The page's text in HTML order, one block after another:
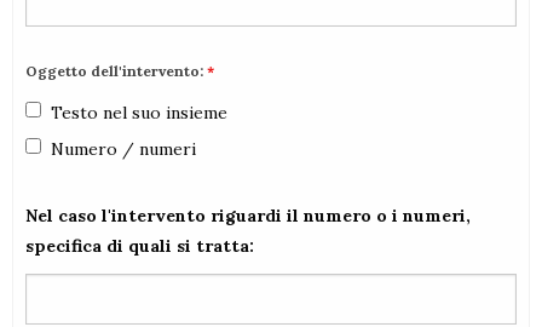
Oggetto dell'intervento: *
Testo nel suo insieme
Numero / numeri
Nel caso l'intervento riguardi il numero o i numeri,
specifica di quali si tratta: